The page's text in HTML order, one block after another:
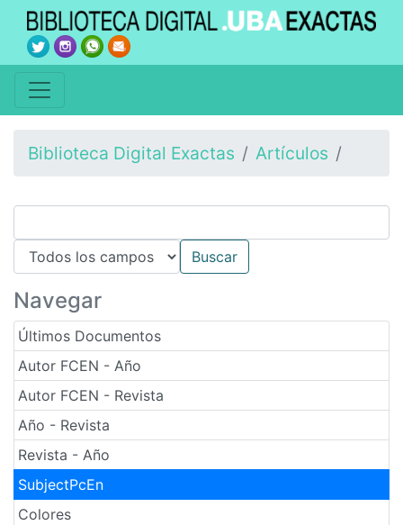
Biblioteca Digital Exactas Artículos
Navegar
Últimos Documentos
Autor FCEN - Año
Autor FCEN - Revista
Año - Revista
Revista - Año
SubjectPcEn
Colores